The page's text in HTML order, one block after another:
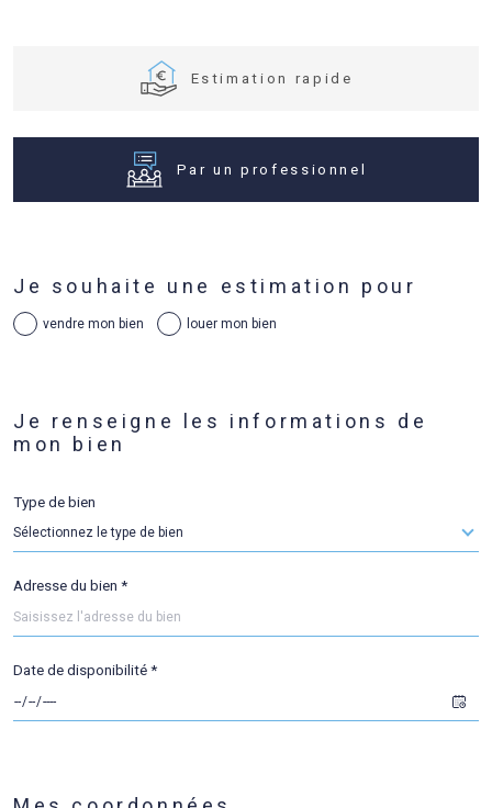
Estimation rapide
Par un professionnel
J'obtiens une estimation en 4
Fieldset
Je sélectionne le type de bien
appartement
par
Je souhaite une estimation pour
vendre mon bien louer mon bien
par
défaut
Je renseigne les informations de
mon bien
Type de bien
Sélectionnez le type de bien
Adresse du bien *
Date de disponibilité *
par